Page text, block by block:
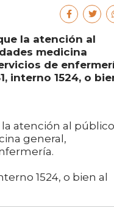
la atención al
medicina
de
interno 1524, o
atención al público
general,
1524, o bien al